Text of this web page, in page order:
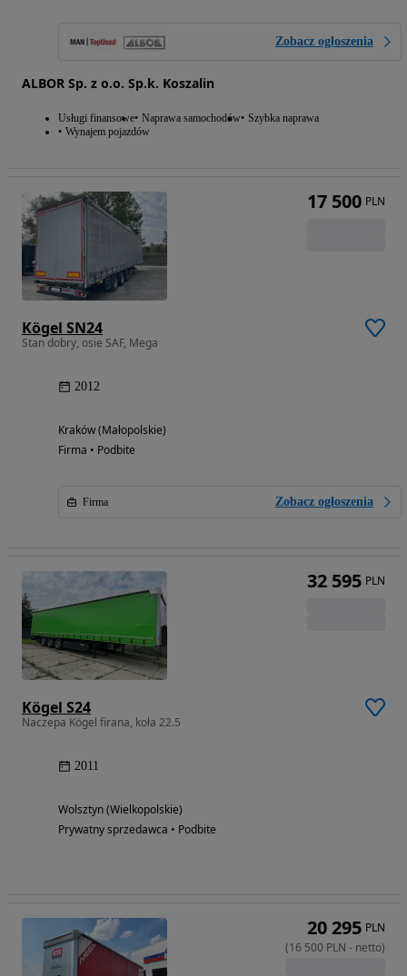
Zobacz ogłoszenia
ALBOR Sp. z o.o. Sp.k. Koszalin
Usługi finansowe Naprawa samochodów Szybka naprawa
Wynajem pojazdów
Kögel SN24
Stan dobry, osie SAF, Mega
2012
Kraków (Małopolskie)
Firma • Podbite
Firma Zobacz ogłoszenia
17 500 PLN
Kögel S24
Naczepa Kögel firana, koła 22.5
2011
Wolsztyn (Wielkopolskie)
Prywatny sprzedawca • Podbite
32 595 PLN
20 295 PLN
(16 500 PLN - netto)